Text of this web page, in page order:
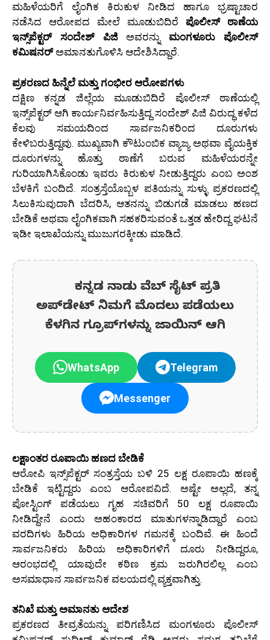
ಮಹಿಳೆಯರಿಗೆ ಲೈಂಗಿಕ ಕಿರುಕುಳ ನೀಡಿದ ಹಾಗೂ ಭ್ರಷ್ಟಾಚಾರ
ನಡೆಸಿದ ಆರೋಪದ ಮೇಲೆ ಮೂಡುಬಿದಿರೆ ಪೊಲೀಸ್ ಠಾಣೆಯ
ಇನ್ಸ್‌ಪೆಕ್ಟರ್ ಸಂದೇಶ್ ಪಿಜಿಅವರನ್ನು ಮಂಗಳೂರು ಪೊಲೀಸ್
ಕಮಿಷನರ್ಅಮಾನತುಗೊಳಿಸಿ ಆದೇಶಿಸಿದ್ದಾರೆ.
ಪ್ರಕರಣದ ಹಿನ್ನೆಲೆ ಮತ್ತು ಗಂಭೀರ ಆರೋಪಗಳು
ದಕ್ಷಿಣ ಕನ್ನಡ ಜಿಲ್ಲೆಯ ಮೂಡುಬಿದಿರೆ ಪೊಲೀಸ್ ಠಾಣೆಯಲ್ಲಿ
ಇನ್ಸ್‌ಪೆಕ್ಟರ್ ಆಗಿ ಕಾರ್ಯನಿರ್ವಹಿಸುತ್ತಿದ್ದ ಸಂದೇಶ್ ಪಿಜಿ ವಿರುದ್ಧ ಕಳೆದ
ಕೆಲವು ಸಮಯದಿಂದ ಸಾರ್ವಜನಿಕರಿಂದ ದೂರುಗಳು
ಕೇಳಿಬರುತ್ತಿದ್ದವು. ಮುಖ್ಯವಾಗಿ ಕೌಟುಂಬಿಕ ವ್ಯಾಜ್ಯ ಅಥವಾ ವೈಯಕ್ತಿಕ
ದೂರುಗಳನ್ನು ಹೊತ್ತು ಠಾಣೆಗೆ ಬರುವ ಮಹಿಳೆಯರನ್ನೇ
ಗುರಿಯಾಗಿಸಿಕೊಂಡು ಇವರು ಕಿರುಕುಳ ನೀಡುತ್ತಿದ್ದರು ಎಂಬ ಅಂಶ
ಬೆಳಕಿಗೆ ಬಂದಿದೆ. ಸಂತ್ರಸ್ತೆಯೊಬ್ಬಳ ಪತಿಯನ್ನು ಸುಳ್ಳು ಪ್ರಕರಣದಲ್ಲಿ
ಸಿಲುಕಿಸುವುದಾಗಿ ಬೆದರಿಸಿ, ಆತನನ್ನು ಬಿಡುಗಡೆ ಮಾಡಲು ಹಣದ
ಬೇಡಿಕೆ ಅಥವಾ ಲೈಂಗಿಕವಾಗಿ ಸಹಕರಿಸುವಂತೆ ಒತ್ತಡ ಹೇರಿದ್ದ ಘಟನೆ
ಇಡೀ ಇಲಾಖೆಯನ್ನು ಮುಜುಗರಕ್ಕೀಡು ಮಾಡಿದೆ.
ಕನ್ನಡ ನಾಡು ವೆಬ್ ಸೈಟ್ ಪ್ರತಿ
ಅಪ್‌ಡೇಟ್‌ ನಿಮಗೆ ಮೊದಲು ಪಡೆಯಲು
ಕೆಳಗಿನ ಗ್ರೂಪ್‌ಗಳನ್ನು ಜಾಯಿನ್ ಆಗಿ
WhatsApp Telegram
Messenger
ಲಕ್ಷಾಂತರ ರೂಪಾಯಿ ಹಣದ ಬೇಡಿಕೆ
ಆರೋಪಿ ಇನ್ಸ್‌ಪೆಕ್ಟರ್ ಸಂತ್ರಸ್ತೆಯ ಬಳಿ 25 ಲಕ್ಷ ರೂಪಾಯಿ ಹಣಕ್ಕೆ
ಬೇಡಿಕೆ ಇಟ್ಟಿದ್ದರು ಎಂಬ ಆರೋಪವಿದೆ. ಅಷ್ಟೇ ಅಲ್ಲದೆ, ತನ್ನ
ಪೋಸ್ಟಿಂಗ್ ಪಡೆಯಲು ಗೃಹ ಸಚಿವರಿಗೆ 50 ಲಕ್ಷ ರೂಪಾಯಿ
ನೀಡಿದ್ದೇನೆ ಎಂದು ಅಹಂಕಾರದ ಮಾತುಗಳನ್ನಾಡಿದ್ದಾರೆ ಎಂಬ
ವರದಿಗಳು ಹಿರಿಯ ಅಧಿಕಾರಿಗಳ ಗಮನಕ್ಕೆ ಬಂದಿವೆ. ಈ ಹಿಂದೆ
ಸಾರ್ವಜನಿಕರು ಹಿರಿಯ ಅಧಿಕಾರಿಗಳಿಗೆ ದೂರು ನೀಡಿದ್ದರೂ,
ಆರಂಭದಲ್ಲಿ ಯಾವುದೇ ಕಠಿಣ ಕ್ರಮ ಜರುಗಿರಲಿಲ್ಲ ಎಂಬ
ಅಸಮಾಧಾನ ಸಾರ್ವಜನಿಕ ವಲಯದಲ್ಲಿ ವ್ಯಕ್ತವಾಗಿತ್ತು.
ತನಿಖೆ ಮತ್ತು ಅಮಾನತು ಆದೇಶ
ಪ್ರಕರಣದ ತೀವ್ರತೆಯನ್ನು ಪರಿಗಣಿಸಿದ ಮಂಗಳೂರು ಪೊಲೀಸ್